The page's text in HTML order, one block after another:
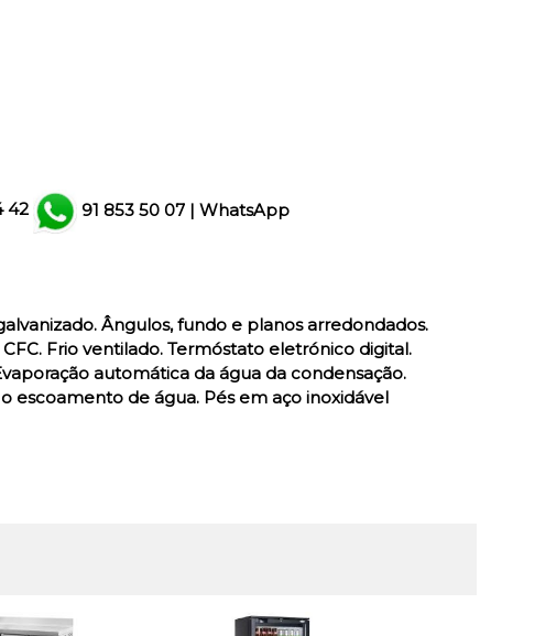
42 91 853 50 07 | WhatsApp
Ângulos, fundo e planos arredondados.
Frio ventilado. Termóstato eletrónico digital.
automática da água da condensação.
escoamento de água. Pés em aço inoxidável